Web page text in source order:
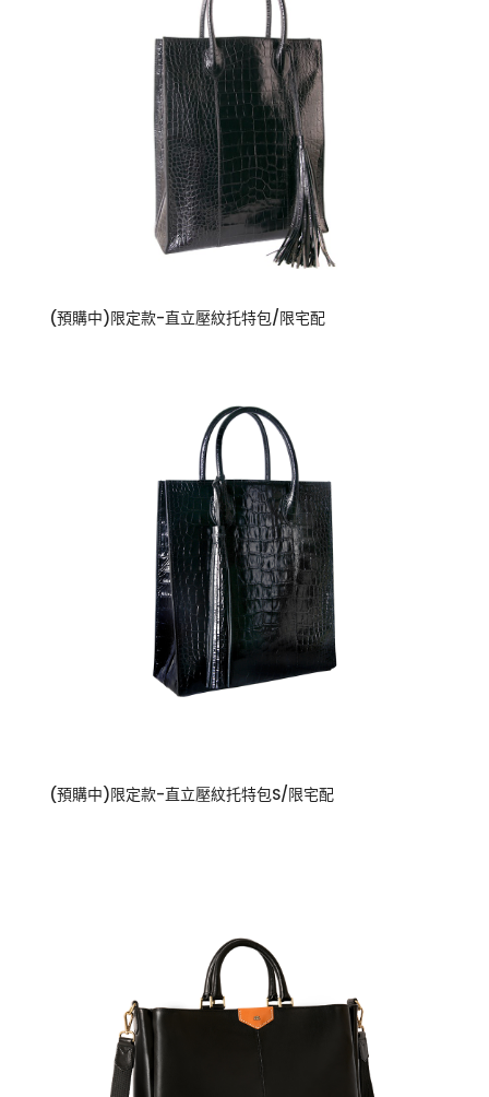
(預購中)限定款-直立壓紋托特包/限宅配
(預購中)限定款-直立壓紋托特包S/限宅配